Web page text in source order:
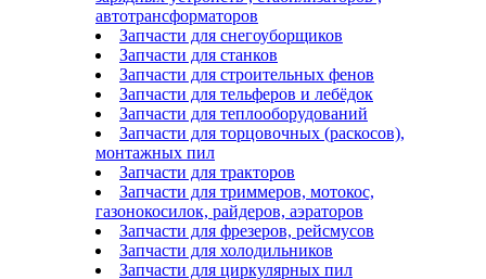
автотрансформаторов
Запчасти для снегоуборщиков
Запчасти для станков
Запчасти для строительных фенов
Запчасти для тельферов и лебёдок
Запчасти для теплооборудований
Запчасти для торцовочных (раскосов),
монтажных пил
Запчасти для тракторов
Запчасти для триммеров, мотокос,
газонокосилок, райдеров, аэраторов
Запчасти для фрезеров, рейсмусов
Запчасти для холодильников
Запчасти для циркулярных пил